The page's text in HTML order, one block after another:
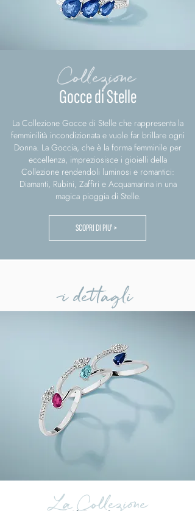
Collezione
Gocce di Stelle
La Collezione Gocce di Stelle che rappresenta la
femminilità incondizionata e vuole far brillare ogni
Donna. La Goccia, che è la forma femminile per
eccellenza, impreziosisce i gioielli della
Collezione rendendoli luminosi e romantici:
Diamanti, Rubini, Zaffiri e Acquamarina in una
magica pioggia di Stelle.
SCOPRI DI PIU' >
i dettagli
La Collezione